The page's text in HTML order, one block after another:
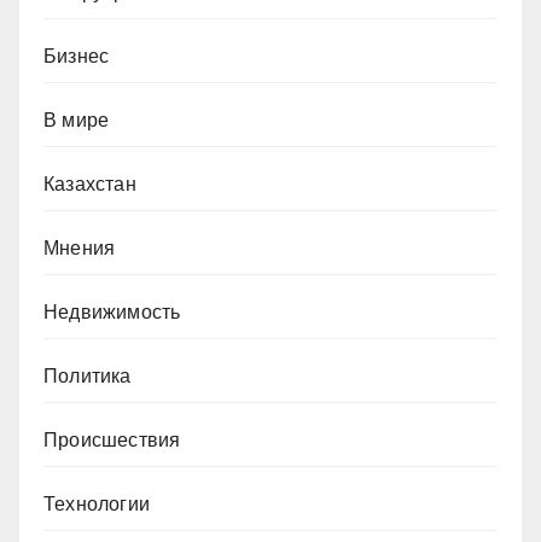
Бизнес
В мире
Казахстан
Мнения
Недвижимость
Политика
Происшествия
Технологии